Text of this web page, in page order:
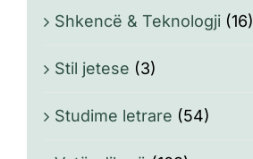
Shkencë & Teknologji (16)
Stil jetese (3)
Studime letrare (54)